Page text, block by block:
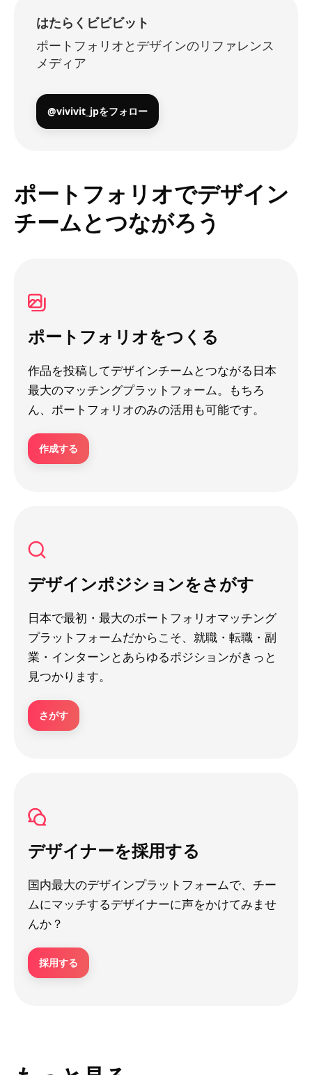
はたらくビビビット
ポートフォリオとデザインのリファレンス
メディア
@vivivit_jpをフォロー
ポートフォリオでデザイン
チームとつながろう
ポートフォリオをつくる
作品を投稿してデザインチームとつながる日本
最大のマッチングプラットフォーム。もちろ
ん、ポートフォリオのみの活用も可能です。
作成する
デザインポジションをさがす
日本で最初・最大のポートフォリオマッチング
プラットフォームだからこそ、就職・転職・副
業・インターンとあらゆるポジションがきっと
見つかります。
さがす
デザイナーを採用する
国内最大のデザインプラットフォームで、チー
ムにマッチするデザイナーに声をかけてみませ
んか？
採用する